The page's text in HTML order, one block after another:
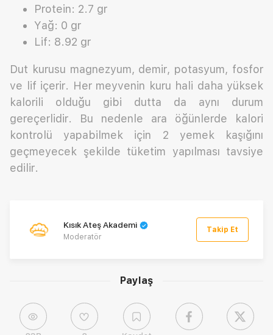
Paylaş
Protein: 2.7 gr
Yağ: 0 gr
Lif: 8.92 gr
Dut kurusu magnezyum, demir, potasyum, fosfor
ve lif içerir. Her meyvenin kuru hali daha yüksek
kalorili olduğu gibi dutta da aynı durum
gereçerlidir. Bu nedenle ara öğünlerde kalori
kontrolü yapabilmek için 2 yemek kaşığını
geçmeyecek şekilde tüketim yapılması tavsiye
edilir.
Kısık Ateş Akademi
Moderatör
Takip Et